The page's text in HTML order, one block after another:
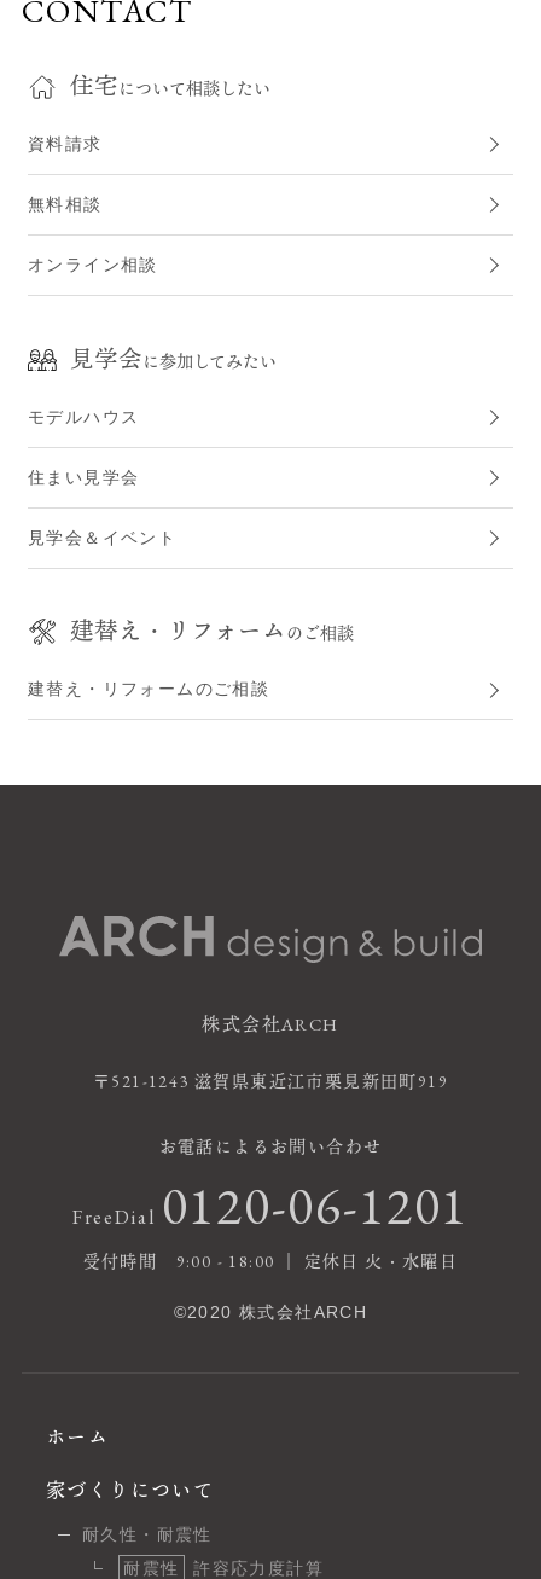
CONTACT
住宅について相談したい
資料請求
無料相談
オンライン相談
見学会に参加してみたい
モデルハウス
住まい見学会
見学会＆イベント
建替え・リフォーム のご相談
建替え・リフォームのご相談
株式会社ARCH
〒521-1243 滋賀県東近江市栗見新田町919
お電話によるお問い合わせ
FreeDial 0120-06-1201
受付時間 9:00 - 18:00 ｜ 定休日 火・水曜日
©2020 株式会社ARCH
ホーム
家づくりについて
耐久性・耐震性
耐震性
許容応力度計算